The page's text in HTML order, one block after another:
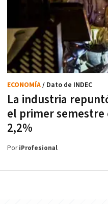
La industria
el primer semestre
2,2%
ECONOMÍA/ Dato de INDEC
PoriProfesional